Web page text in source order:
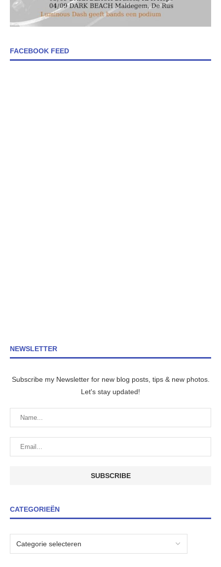
FACEBOOK FEED
NEWSLETTER
Subscribe my Newsletter for new blog posts, tips & new photos.
Let's stay updated!
CATEGORIEËN